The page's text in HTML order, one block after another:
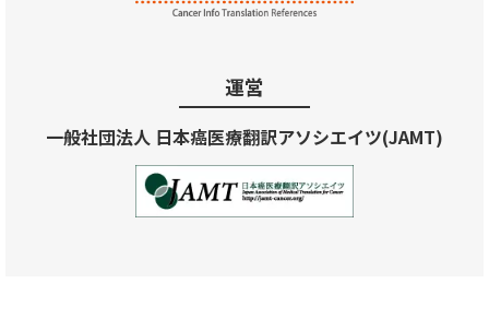
運営
一般社団法人 日本癌医療翻訳アソシエイツ(JAMT)